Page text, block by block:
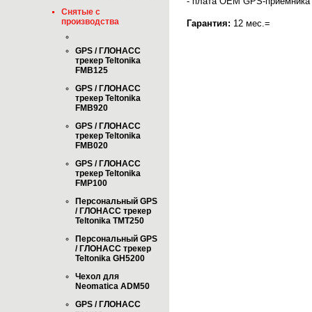
Снятые с
производства
GPS / ГЛОНАСС
трекер Teltonika
FMB125
GPS / ГЛОНАСС
трекер Teltonika
FMB920
GPS / ГЛОНАСС
трекер Teltonika
FMB020
GPS / ГЛОНАСС
трекер Teltonika
FMP100
Персональный GPS
/ ГЛОНАСС трекер
Teltonika TMT250
Персональный GPS
/ ГЛОНАСС трекер
Teltonika GH5200
Чехол для
Neomatica ADM50
GPS / ГЛОНАСС
Гарантия: 12 мес.=